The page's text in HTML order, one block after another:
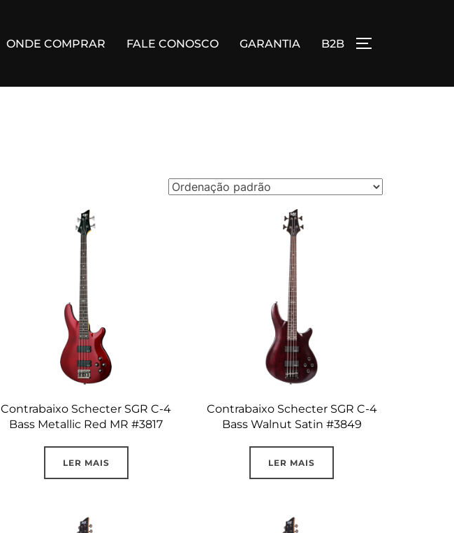
ONDE COMPRAR FALE CONOSCO GARANTIA B2B ALTERNAR
Contrabaixo Schecter SGR C-4
Bass Metallic Red MR #3817
LER MAIS
Contrabaixo Schecter SGR C-4
Bass Walnut Satin #3849
LER MAIS